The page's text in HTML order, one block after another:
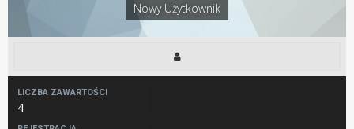
Nowy Użytkownik
LICZBA ZAWARTOŚCI
4